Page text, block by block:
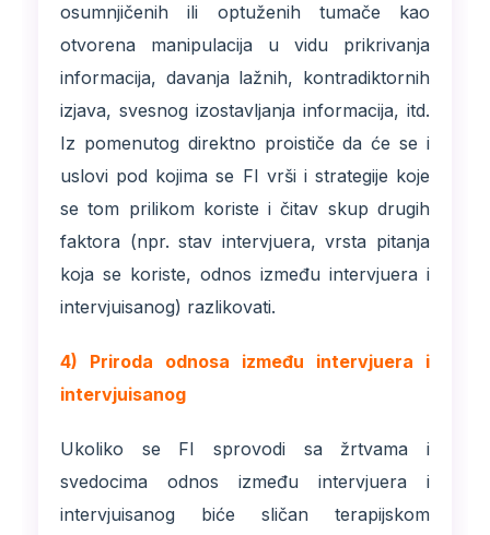
osumnjičenih ili optuženih tumače kao
otvorena manipulacija u vidu prikrivanja
informacija, davanja lažnih, kontradiktornih
izjava, svesnog izostavljanja informacija, itd.
Iz pomenutog direktno proističe da će se i
uslovi pod kojima se FI vrši i strategije koje
se tom prilikom koriste i čitav skup drugih
faktora (npr. stav intervjuera, vrsta pitanja
koja se koriste, odnos između intervjuera i
intervjuisanog) razlikovati.
4) Priroda odnosa između intervjuera i
intervjuisanog
Ukoliko se FI sprovodi sa žrtvama i
svedocima odnos između intervjuera i
intervjuisanog biće sličan terapijskom